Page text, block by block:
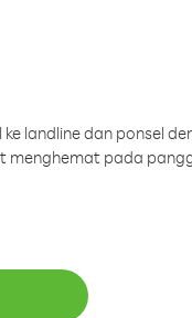
landline dan ponsel
pada